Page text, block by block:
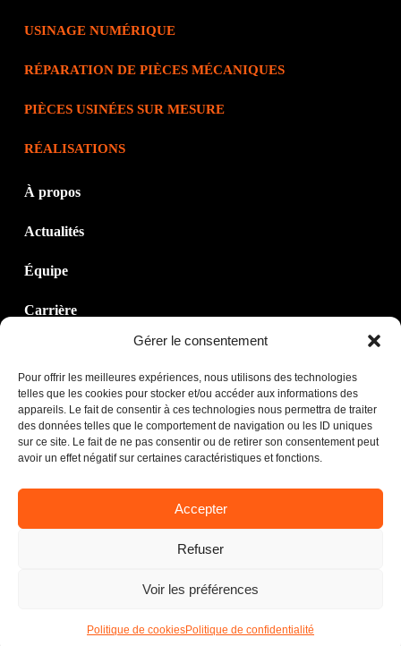
Gérer le consentement
Pour offrir les meilleures expériences, nous utilisons des technologies
telles que les cookies pour stocker et/ou accéder aux informations des
appareils. Le fait de consentir à ces technologies nous permettra de traiter
des données telles que le comportement de navigation ou les ID uniques
sur ce site. Le fait de ne pas consentir ou de retirer son consentement peut
avoir un effet négatif sur certaines caractéristiques et fonctions.
Accepter
Refuser
Voir les préférences
Politique de cookiesPolitique de confidentialité
USINAGENUMÉRIQUE
RÉPARATION DEPIÈCES MÉCANIQUES
PIÈCES USINÉESSUR MESURE
RÉALISATIONS
À propos
Actualités
Équipe
Carrière
2026 Usinage SPS |Politique de confidentialité